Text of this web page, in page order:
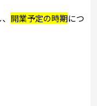
開業予定の時期につ